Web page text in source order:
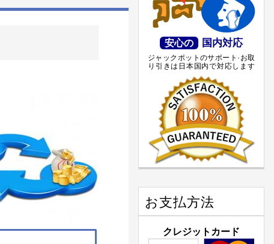
安心の 国内対応
ジャックポットのサポート·お取
り引きは日本国内で対応します
お支払方法
クレジットカード